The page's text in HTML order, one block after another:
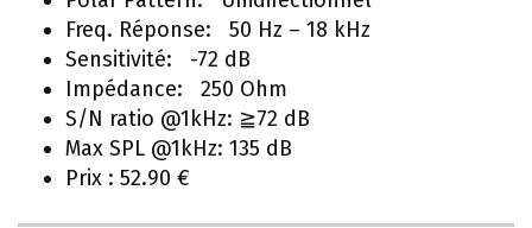
Freq. Réponse: 50 Hz – 18 kHz
Sensitivité: -72 dB
Impédance: 250 Ohm
S/N ratio @1kHz: ≧72 dB
Max SPL @1kHz: 135 dB
Prix : 52.90 €